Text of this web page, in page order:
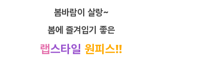
봄바람이 살랑~
봄에 즐겨입기 좋은
랩스타일 원피스!!